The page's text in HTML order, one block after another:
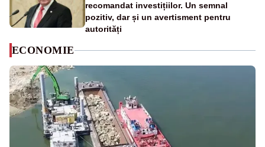
recomandat investițiilor. Un semnal
pozitiv, dar și un avertisment pentru
autorități
ECONOMIE